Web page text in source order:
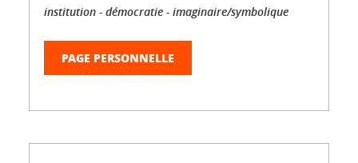
institution - démocratie - imaginaire/symbolique
PAGE PERSONNELLE